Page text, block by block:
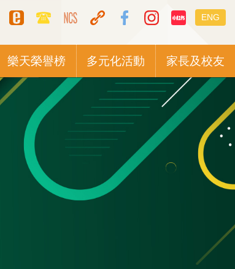
switcher
ENG
樂天榮譽榜 多元化活動 家長及校友